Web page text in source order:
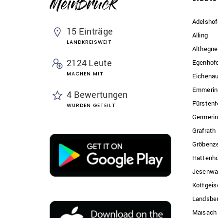
15 Einträge
LANDKREISWEIT
2124 Leute
MACHEN MIT
4 Bewertungen
WURDEN GETEILT
Alling
Eichenau
Grafrath
Maisach